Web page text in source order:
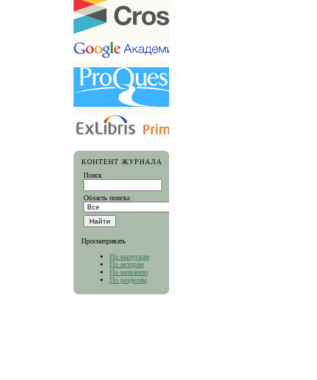
КОНТЕНТ ЖУРНАЛА
Поиск
Область поиска
Просматривать
По выпускам
По авторам
По названию
По разделам